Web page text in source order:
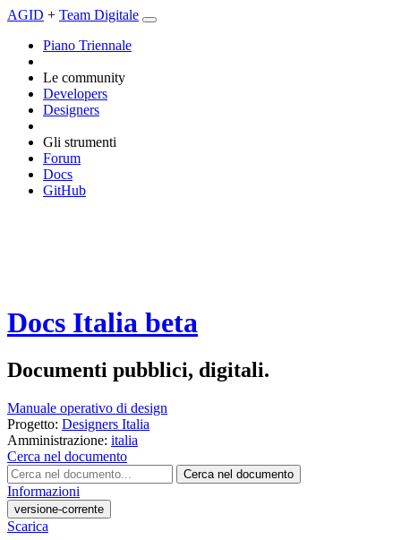
AGID + Team Digitale
Piano Triennale
Le community
Developers
Designers
Gli strumenti
Forum
Docs
GitHub
Docs Italia beta
Documenti pubblici, digitali.
Manuale operativo di design
Progetto: Designers Italia
Amministrazione: italia
Cerca nel documento
Cerca nel documento
Informazioni
versione-corrente
Scarica